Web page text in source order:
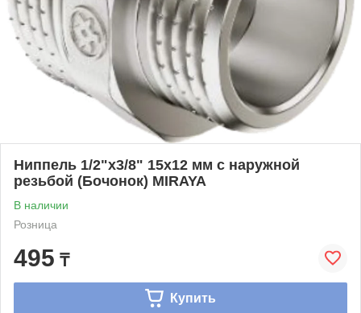
Ниппель 1/2"х3/8" 15х12 мм с наружной
резьбой (Бочонок) MIRAYA
В наличии
Розница
495 ₸
Купить